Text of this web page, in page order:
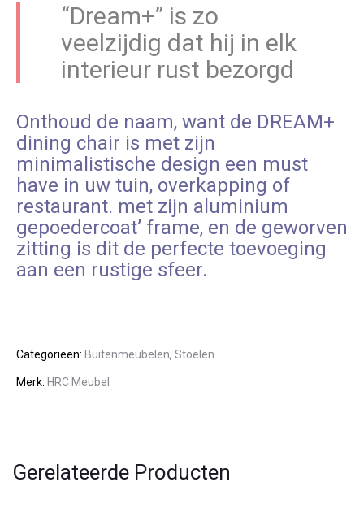
“Dream+” is zo
veelzijdig dat hij in elk
interieur rust bezorgd
Onthoud de naam, want de DREAM+
dining chair is met zijn
minimalistische design een must
have in uw tuin, overkapping of
restaurant. met zijn aluminium
gepoedercoat’ frame, en de geworven
zitting is dit de perfecte toevoeging
aan een rustige sfeer.
Categorieën: Buitenmeubelen, Stoelen
Merk: HRC Meubel
Gerelateerde Producten